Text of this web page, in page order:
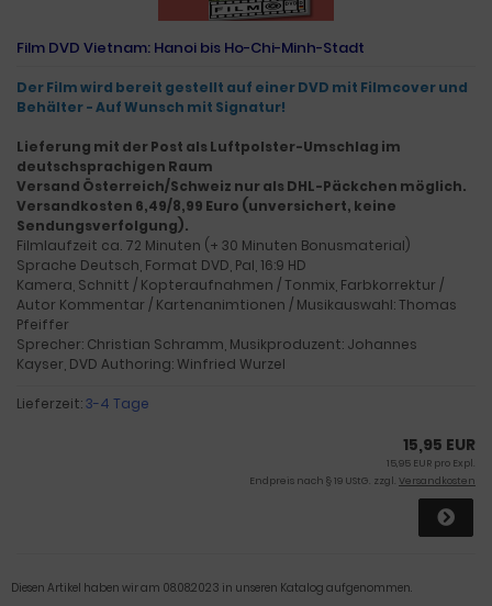
Film DVD Vietnam: Hanoi bis Ho-Chi-Minh-Stadt
Der Film wird bereit gestellt auf einer DVD mit Filmcover und
Behälter - Auf Wunsch mit Signatur!
Lieferung mit der Post als Luftpolster-Umschlag im
deutschsprachigen Raum
Versand Österreich/Schweiz nur als DHL-Päckchen möglich.
Versandkosten 6,49/8,99 Euro (unversichert, keine
Sendungsverfolgung).
Filmlaufzeit ca. 72 Minuten (+ 30 Minuten Bonusmaterial)
Sprache Deutsch, Format DVD, Pal, 16:9 HD
Kamera, Schnitt / Kopteraufnahmen / Tonmix, Farbkorrektur /
Autor Kommentar / Kartenanimtionen / Musikauswahl: Thomas
Pfeiffer
Sprecher: Christian Schramm, Musikproduzent: Johannes
Kayser, DVD Authoring: Winfried Wurzel
Lieferzeit:3-4 Tage
15,95 EUR
15,95 EUR pro Expl.
Endpreis nach § 19 UStG. zzgl. Versandkosten
Diesen Artikel haben wir am 08.08.2023 in unseren Katalog aufgenommen.